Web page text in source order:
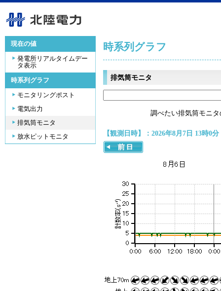
現在の値
発電所リアルタイムデー
タ表示
時系列グラフ
モニタリングポスト
電気出力
排気筒モニタ
放水ピットモニタ
時系列グラフ
排気筒モニタ
調べたい排気筒モニ
【観測日時】：2026年8月7日 13時0分